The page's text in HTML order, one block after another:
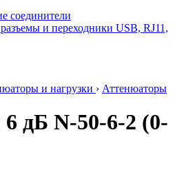
соединители
и переходники USB, RJ11,
и нагрузки › Аттенюаторы
дБ N-50-6-2 (0-